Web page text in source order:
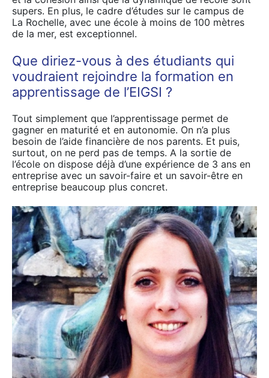
supers. En plus, le cadre d’études sur le campus de
La Rochelle, avec une école à moins de 100 mètres
de la mer, est exceptionnel.
Que diriez-vous à des étudiants qui
voudraient rejoindre la formation en
apprentissage de l’EIGSI ?
Tout simplement que l’apprentissage permet de
gagner en maturité et en autonomie. On n’a plus
besoin de l’aide financière de nos parents. Et puis,
surtout, on ne perd pas de temps. A la sortie de
l’école on dispose déjà d’une expérience de 3 ans en
entreprise avec un savoir-faire et un savoir-être en
entreprise beaucoup plus concret.